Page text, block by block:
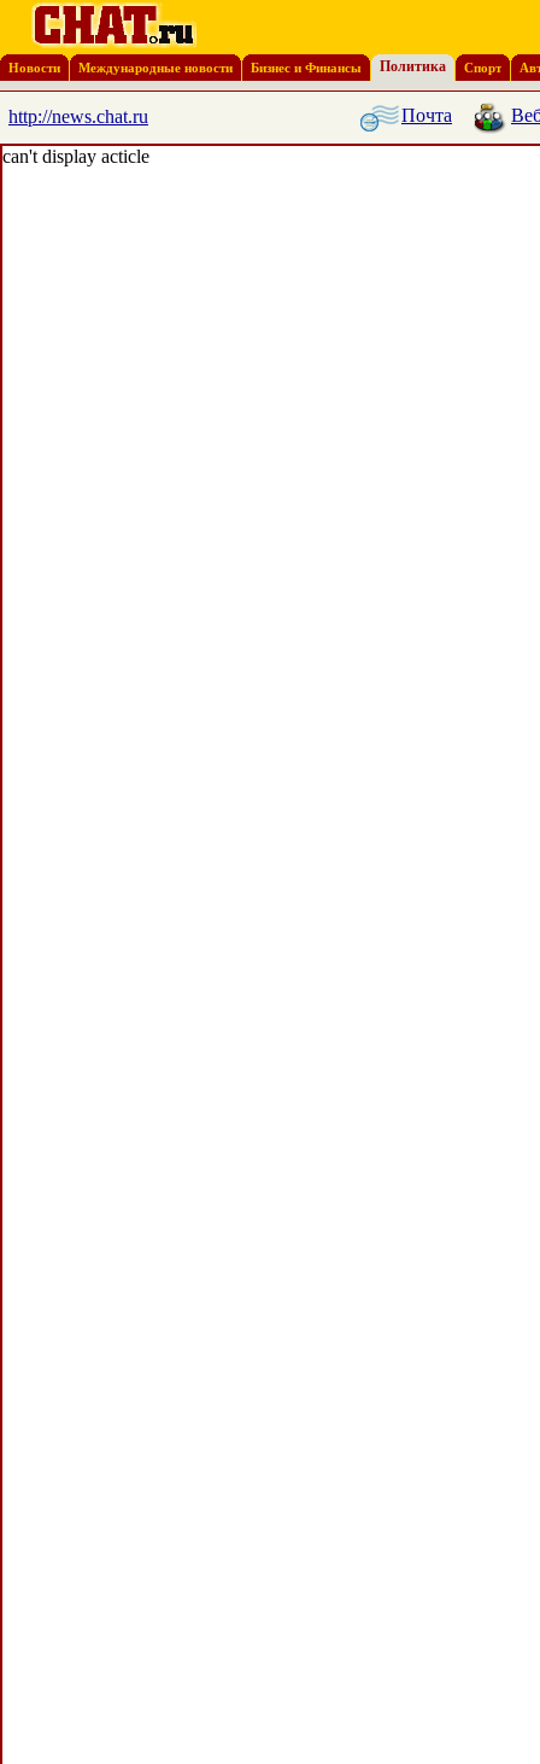
Новости Международные новости Бизнес и Финансы Политика Спорт
http://news.chat.ru Почта
can't display acticle